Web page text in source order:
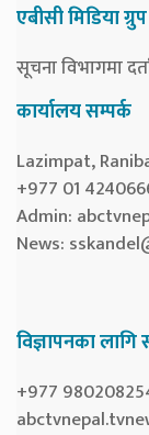
एबीसी मिडिया ग्रुप
सूचना विभागमा
कार्यालय सम्पर्क
Lazimpat,
+977 01
Admin:
News:
विज्ञापनका लागि
+977